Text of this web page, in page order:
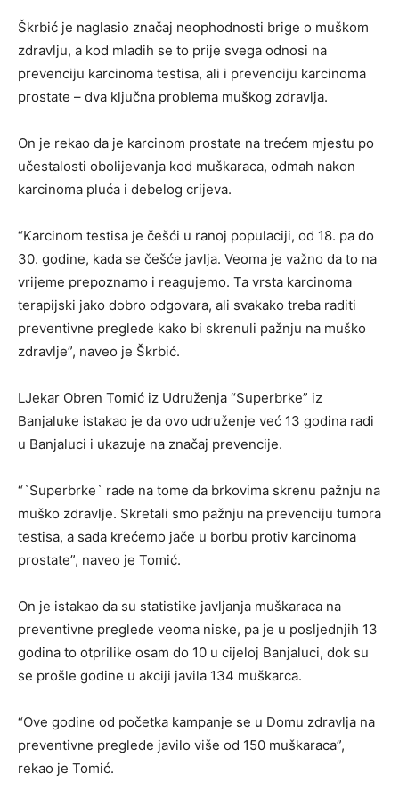
Škrbić je naglasio značaj neophodnosti brige o muškom
zdravlju, a kod mladih se to prije svega odnosi na
prevenciju karcinoma testisa, ali i prevenciju karcinoma
prostate – dva ključna problema muškog zdravlja.
On je rekao da je karcinom prostate na trećem mjestu po
učestalosti obolijevanja kod muškaraca, odmah nakon
karcinoma pluća i debelog crijeva.
“Karcinom testisa je češći u ranoj populaciji, od 18. pa do
30. godine, kada se češće javlja. Veoma je važno da to na
vrijeme prepoznamo i reagujemo. Ta vrsta karcinoma
terapijski jako dobro odgovara, ali svakako treba raditi
preventivne preglede kako bi skrenuli pažnju na muško
zdravlje”, naveo je Škrbić.
LJekar Obren Tomić iz Udruženja “Superbrke” iz
Banjaluke istakao je da ovo udruženje već 13 godina radi
u Banjaluci i ukazuje na značaj prevencije.
“`Superbrke` rade na tome da brkovima skrenu pažnju na
muško zdravlje. Skretali smo pažnju na prevenciju tumora
testisa, a sada krećemo jače u borbu protiv karcinoma
prostate”, naveo je Tomić.
On je istakao da su statistike javljanja muškaraca na
preventivne preglede veoma niske, pa je u posljednjih 13
godina to otprilike osam do 10 u cijeloj Banjaluci, dok su
se prošle godine u akciji javila 134 muškarca.
“Ove godine od početka kampanje se u Domu zdravlja na
preventivne preglede javilo više od 150 muškaraca”,
rekao je Tomić.